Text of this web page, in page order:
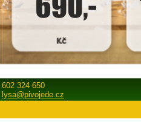
602 324 650
lysa@pivojede.cz